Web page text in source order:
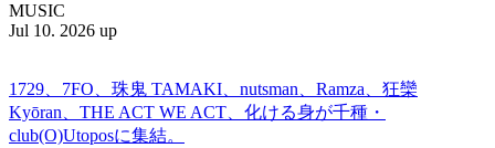
MUSIC
Jul 10. 2026 up
1729、7FO、珠鬼 TAMAKI、nutsman、Ramza、狂欒
Kyōran、THE ACT WE ACT、化ける身が千種・
club(O)Utoposに集結。